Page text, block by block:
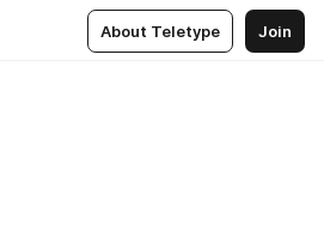
About Teletype Join